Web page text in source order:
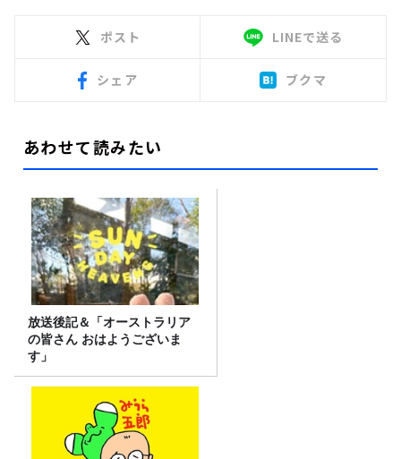
ポスト LINEで送る
シェア ブクマ
あわせて読みたい
放送後記＆「オーストラリア
の皆さん おはようございま
す」